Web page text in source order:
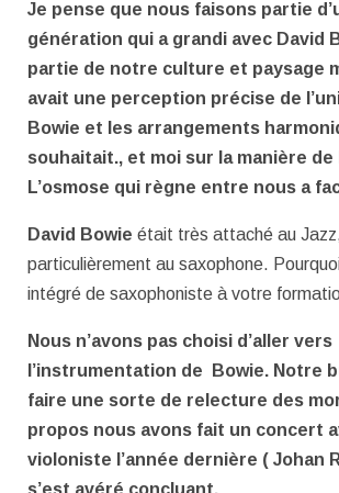
Je pense que nous faisons partie
génération qui a grandi avec David
partie de notre culture et paysage
avait une perception précise de
Bowie et les arrangements
souhaitait., et moi sur la manière de
L’osmose qui règne entre nous a
David Bowie était très attaché au
particulièrement au saxophone.
intégré de saxophoniste à votre
Nous n’avons pas choisi d’aller vers
l’instrumentation de Bowie. Notre
faire une sorte de relecture des
propos nous avons fait un concert
violoniste l’année dernière ( Johan
s’est avéré concluant.